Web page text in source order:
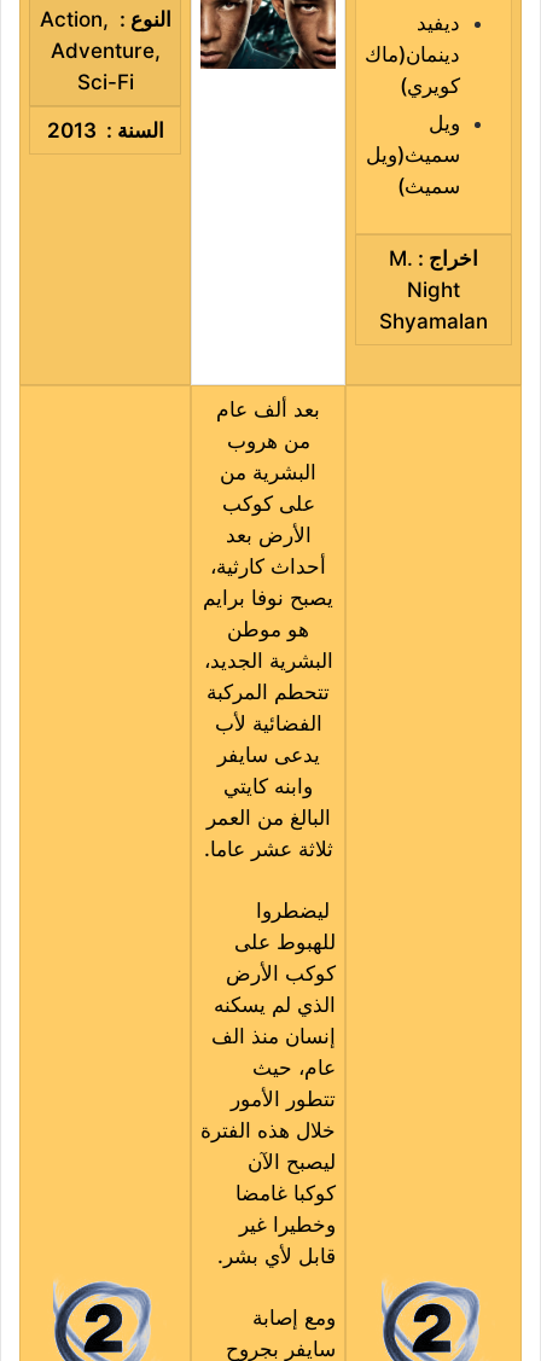
ديفيد
دينمان(ماك
كويري)
ويل
سميث(ويل
سميث)
اخراج :
M.
Night
Shyamalan
النوع :
Action,
Adventure,
Sci-Fi
السنة : 2013
بعد ألف عام
من هروب
البشرية من
على كوكب
الأرض بعد
أحداث كارثية،
يصبح نوفا برايم
هو موطن
البشرية الجديد،
تتحطم المركبة
الفضائية لأب
يدعى سايفر
وابنه كايتي
البالغ من العمر
ثلاثة عشر عاما.
ليضطروا
للهبوط على
كوكب الأرض
الذي لم يسكنه
إنسان منذ الف
عام، حيث
تتطور الأمور
خلال هذه الفترة
ليصبح الآن
كوكبا غامضا
وخطيرا غير
قابل لأي بشر.
ومع إصابة
سايفر بجروح